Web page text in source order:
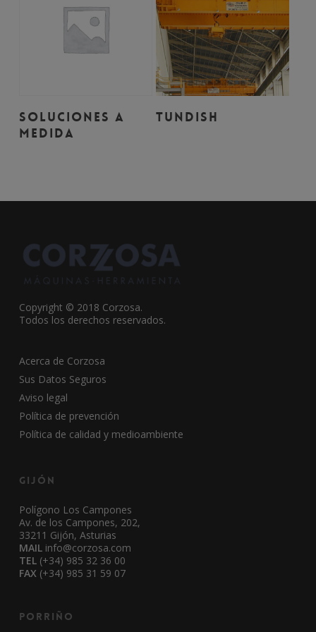
Leer Más
SOLUCIONES A
MEDIDA
Leer Más
TUNDISH
Copyright © 2018 Corzosa.
Todos los derechos reservados.
Acerca de Corzosa
Sus Datos Seguros
Aviso legal
Política de prevención
Política de calidad y medioambiente
Gijón
Polígono Los Campones
Av. de los Campones, 202,
33211 Gijón, Asturias
MAIL info@corzosa.com
TEL (+34) 985 32 36 00
FAX(+34) 985 31 59 07
Porriño